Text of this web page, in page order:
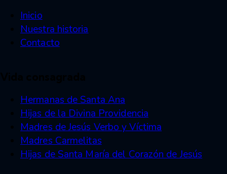
Inicio
Nuestra historia
Contacto
Hermanas de Santa Ana
Hijas de la Divina Providencia
Madres de Jesús Verbo y Víctima
Madres Carmelitas
Hijas de Santa María del Corazón de Jesús